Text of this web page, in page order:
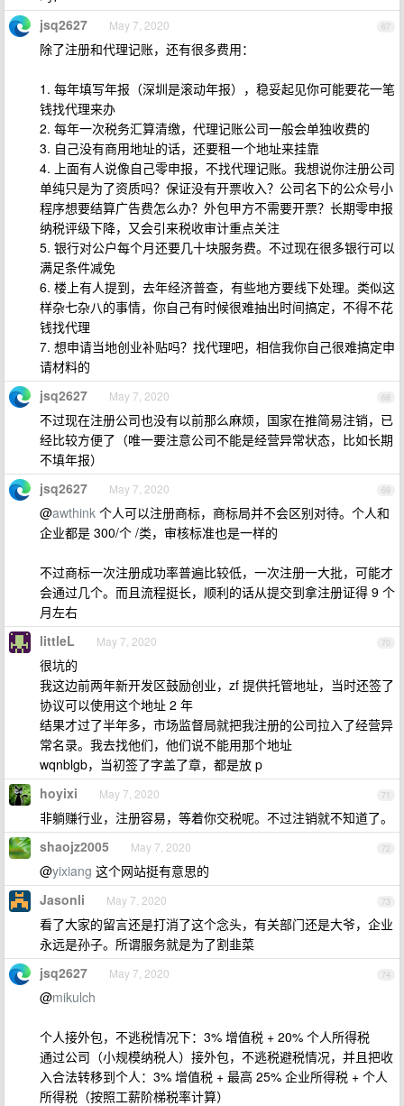
67
jsq2627 May 7, 2020
除了注册和代理记账，还有很多费用：
1. 每年填写年报（深圳是滚动年报），稳妥起见你可能要花一笔
钱找代理来办
2. 每年一次税务汇算清缴，代理记账公司一般会单独收费的
3. 自己没有商用地址的话，还要租一个地址来挂靠
4. 上面有人说像自己零申报，不找代理记账。我想说你注册公司
单纯只是为了资质吗？保证没有开票收入？公司名下的公众号小
程序想要结算广告费怎么办？外包甲方不需要开票？长期零申报
纳税评级下降，又会引来税收审计重点关注
5. 银行对公户每个月还要几十块服务费。不过现在很多银行可以
满足条件减免
6. 楼上有人提到，去年经济普查，有些地方要线下处理。类似这
样杂七杂八的事情，你自己有时候很难抽出时间搞定，不得不花
钱找代理
7. 想申请当地创业补贴吗？找代理吧，相信我你自己很难搞定申
请材料的
68
jsq2627 May 7, 2020
不过现在注册公司也没有以前那么麻烦，国家在推简易注销，已
经比较方便了（唯一要注意公司不能是经营异常状态，比如长期
不填年报）
69
jsq2627 May 7, 2020
@awthink 个人可以注册商标，商标局并不会区别对待。个人和
企业都是 300/个 /类，审核标准也是一样的
不过商标一次注册成功率普遍比较低，一次注册一大批，可能才
会通过几个。而且流程挺长，顺利的话从提交到拿注册证得 9 个
月左右
70
littleL May 7, 2020
很坑的
我这边前两年新开发区鼓励创业，zf 提供托管地址，当时还签了
协议可以使用这个地址 2 年
结果才过了半年多，市场监督局就把我注册的公司拉入了经营异
常名录。我去找他们，他们说不能用那个地址
wqnblgb，当初签了字盖了章，都是放 p
71
hoyixi May 7, 2020
非躺赚行业，注册容易，等着你交税呢。不过注销就不知道了。
72
shaojz2005 May 7, 2020
@yixiang 这个网站挺有意思的
73
Jasonli May 7, 2020
看了大家的留言还是打消了这个念头，有关部门还是大爷，企业
永远是孙子。所谓服务就是为了割韭菜
74
jsq2627 May 7, 2020
@mikulch
个人接外包，不逃税情况下：3% 增值税 + 20% 个人所得税
通过公司（小规模纳税人）接外包，不逃税避税情况，并且把收
入合法转移到个人：3% 增值税 + 最高 25% 企业所得税 + 个人
所得税（按照工薪阶梯税率计算）